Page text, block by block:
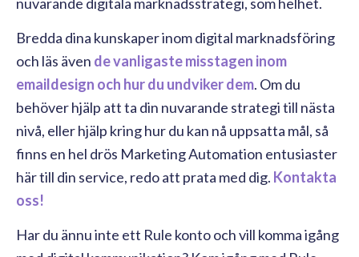
Bredda dina kunskaper inom digital marknadsföring
och läs även de vanligaste misstagen inom
emaildesign och hur du undviker dem. Om du
behöver hjälp att ta din nuvarande strategi till nästa
nivå, eller hjälp kring hur du kan nå uppsatta mål, så
finns en hel drös Marketing Automation entusiaster
här till din service, redo att prata med dig. Kontakta
oss!
Har du ännu inte ett Rule konto och vill komma igång